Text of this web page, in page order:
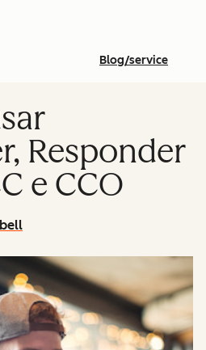
Blog/service
Responder
e CCO